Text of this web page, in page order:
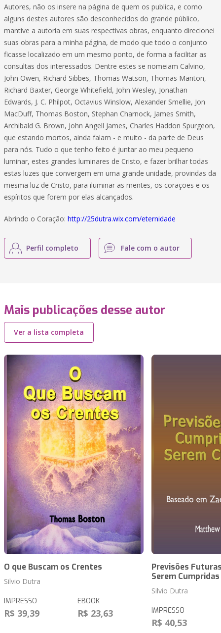
Autores, não os insere na página de quem os publica, e como
alguns destes autores são desconhecidos do grande público,
mantive a autoria em suas respectivas obras, enquanto direcionei
suas obras para a minha página, de modo que todo o conjunto
ficasse localizado em um mesmo ponto, de forma a facilitar as
consultas dos interessados. Dentre estes se nomeiam Calvino,
John Owen, Richard Sibbes, Thomas Watson, Thomas Manton,
Richard Baxter, George Whitefield, John Wesley, Jonathan
Edwards, J. C. Philpot, Octavius Winslow, Alexander Smellie, Jon
MacDuff, Thomas Boston, Stephan Charnock, James Smith,
Archibald G. Brown, John Angell James, Charles Haddon Spurgeon,
que estando mortos, ainda falam - e muito - da parte de Deus
para nós. Tudo o que tenho feito é juntar ao meu pequeno
luminar, estes grandes luminares de Cristo, e fazer brilhar todas
estas luzes que convergem em uma grande unidade, provindas da
mesma luz de Cristo, para iluminar as mentes, os corações e os
espíritos que forem por elas alcançados.
Abrindo o Coração: http://25dutra.wix.com/eternidade
Perfil completo Fale com o autor
Mais publicações desse autor
Ver a lista completa
O que Buscam os Crentes
Silvio Dutra
IMPRESSO
R$ 39,39
EBOOK
R$ 23,63
Previsões
Serem Cumpridas
Silvio Dutra
IMPRESSO
R$ 40,53